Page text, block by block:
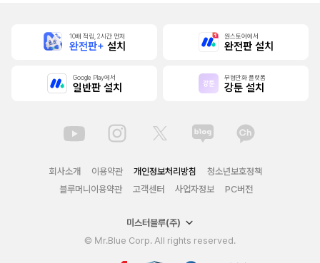
10배 적립, 2시간 먼저
완전판+ 설치
원스토어에서
완전판 설치
Google Play에서
일반판 설치
무협만화 플랫폼
강툰 설치
회사소개 이용약관 개인정보처리방침
청소년보호정책
블루머니이용약관
고객센터 사업자정보 PC버전
미스터블루(주)
© Mr.Blue Corp. All rights reserved.